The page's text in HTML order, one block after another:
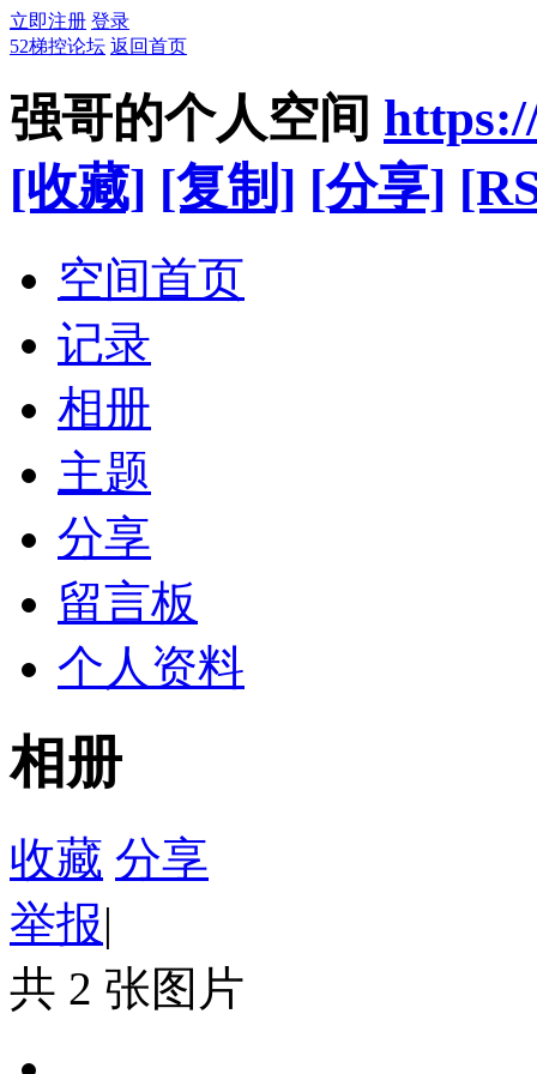
立即注册 登录
52梯控论坛 返回首页
强哥的个人空间
[收藏] [复制] [分享]
空间首页
记录
相册
主题
分享
留言板
个人资料
相册
收藏 分享
举报|
共 2 张图片